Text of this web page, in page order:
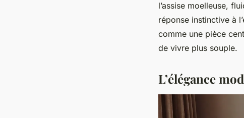
l’assise moelleuse,
réponse instinctive à
comme une pièce
de vivre plus souple.
L’élégance